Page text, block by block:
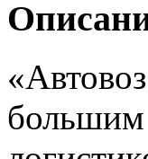
большим